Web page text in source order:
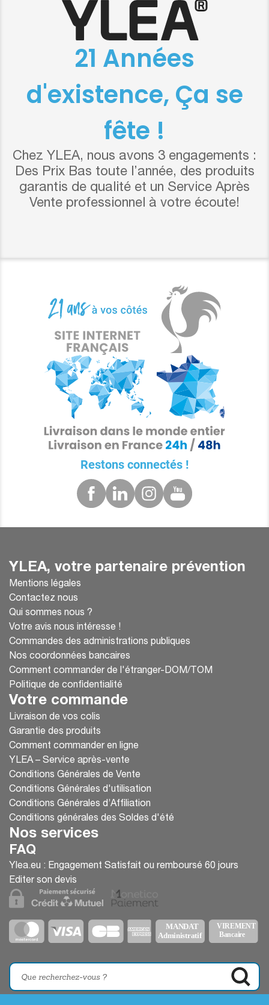
21 Années
d'existence, Ça se
fête !
Chez YLEA, nous avons 3 engagements :
Des Prix Bas toute l’année, des produits
garantis de qualité et un Service Après
Vente professionnel à votre écoute!
Restons connectés !
YLEA, votre partenaire prévention
Mentions légales
Contactez nous
Qui sommes nous ?
Votre avis nous intéresse !
Commandes des administrations publiques
Nos coordonnées bancaires
Comment commander de l'étranger-DOM/TOM
Politique de confidentialité
Votre commande
Livraison de vos colis
Garantie des produits
Comment commander en ligne
YLEA – Service après-vente
Conditions Générales de Vente
Conditions Générales d'utilisation
Conditions Générales d’Affiliation
Conditions générales des Soldes d'été
Nos services
FAQ
Ylea.eu : Engagement Satisfait ou remboursé 60 jours
Editer son devis